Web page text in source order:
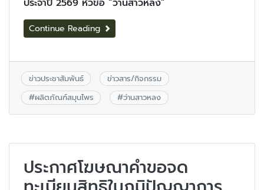
ประจำปี 2569 หัวข้อ “ว่านสาวหลง”
Continue Reading
ข่าวประชาสัมพันธ์
ข่าวสาร/กิจกรรม
#ผลิตภัณฑ์สมุนไพร #ว่านสาวหลง
ประกาศโฆษณาคำขอจด